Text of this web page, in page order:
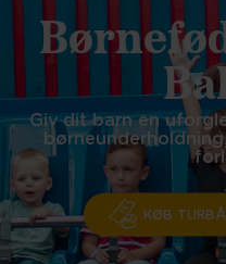
Giv dit barn en
KØB